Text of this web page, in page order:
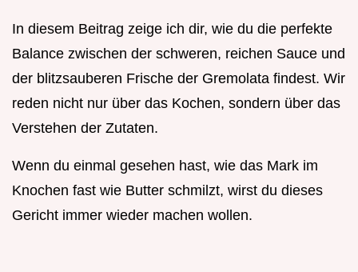
In diesem Beitrag zeige ich dir, wie du die perfekte
Balance zwischen der schweren, reichen Sauce und
der blitzsauberen Frische der Gremolata findest. Wir
reden nicht nur über das Kochen, sondern über das
Verstehen der Zutaten.
Wenn du einmal gesehen hast, wie das Mark im
Knochen fast wie Butter schmilzt, wirst du dieses
Gericht immer wieder machen wollen.